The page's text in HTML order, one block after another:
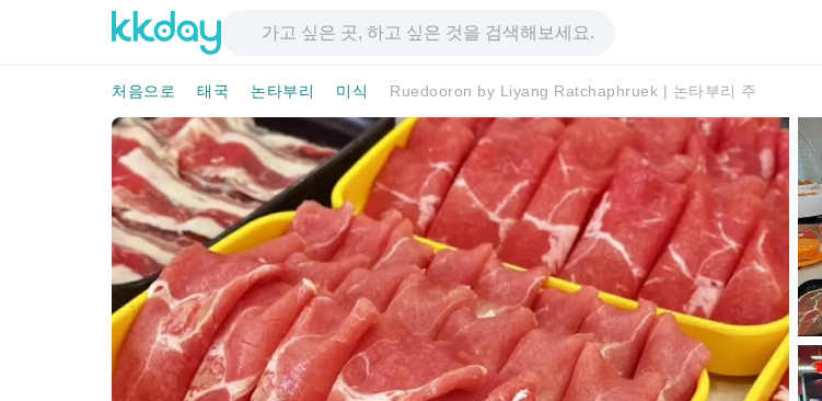
처음으로 태국 논타부리 미식 Ruedooron by Liyang Ratchaphruek | 논타부리 주